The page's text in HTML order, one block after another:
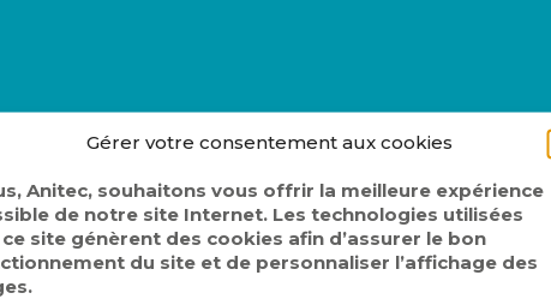
Gérer votre consentement aux cookies
Anitec, souhaitons vous offrir la meilleure expérience
de notre site Internet. Les technologies utilisées
site génèrent des cookies afin d’assurer le bon
du site et de personnaliser l’affichage des
des Partenaires